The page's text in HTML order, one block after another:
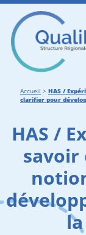
Accueil > HAS /
clarifier pour
HAS /
savoir